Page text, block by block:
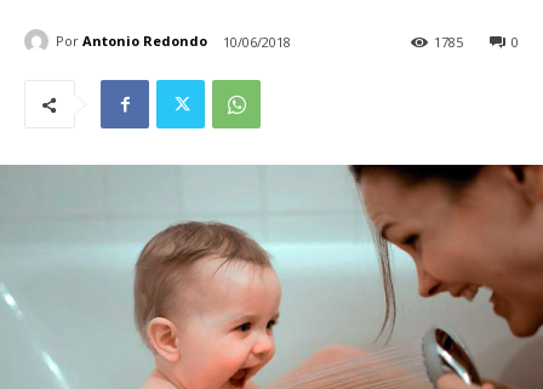
Por Antonio Redondo 10/06/2018 0
1785